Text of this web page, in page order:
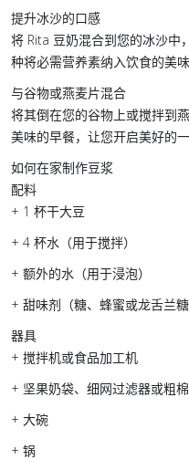
提升冰沙的口感
将 Rita 豆奶混合到您的冰沙中
种将必需营养素纳入饮食的美味
与谷物或燕麦片混合
将其倒在您的谷物上或搅拌到
美味的早餐，让您开启美好的一
如何在家制作豆浆
配料
+ 1 杯干大豆
+ 4 杯水（用于搅拌）
+ 额外的水（用于浸泡）
+ 甜味剂（糖、蜂蜜或龙舌兰
器具
+ 搅拌机或食品加工机
+ 坚果奶袋、细网过滤器或粗
+ 大碗
+ 锅